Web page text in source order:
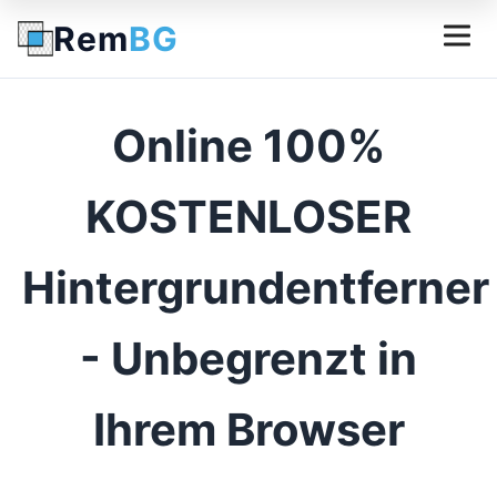
RemBG
Online 100%
KOSTENLOSER
Hintergrundentferner
- Unbegrenzt in
Ihrem Browser